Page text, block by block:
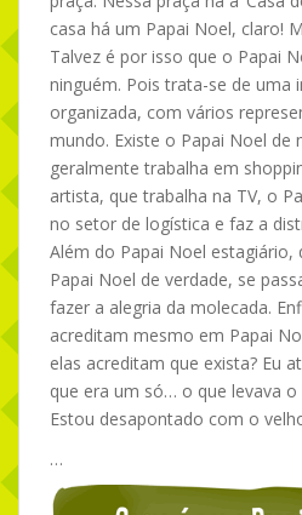
casa há um Papai Noel, claro!
Talvez é por isso que o Papai
ninguém. Pois trata-se de uma
organizada, com vários
mundo. Existe o Papai Noel de
geralmente trabalha em
artista, que trabalha na TV, o
no setor de logística e faz a
Além do Papai Noel estagiário,
Papai Noel de verdade, se
fazer a alegria da molecada.
acreditam mesmo em Papai
elas acreditam que exista? Eu
que era um só… o que levava o
Estou desapontado com o
…